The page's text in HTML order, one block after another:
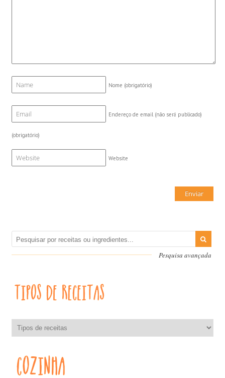
Nome (obrigatório)
Endereço de email (não será publicado)
(obrigatório)
Website
Pesquisa avançada